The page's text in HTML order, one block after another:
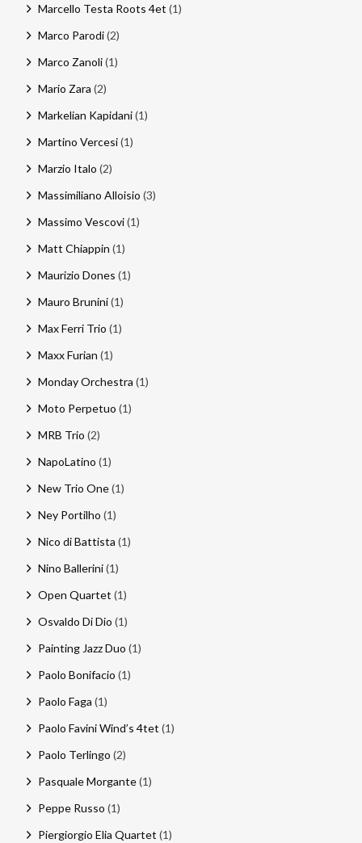
Marcello Testa Roots 4et (1)
Marco Parodi(2)
Marco Zanoli(1)
Mario Zara (2)
Markelian Kapidani(1)
Martino Vercesi(1)
Marzio Italo (2)
Massimiliano Alloisio (3)
Massimo Vescovi(1)
Matt Chiappin (1)
Maurizio Dones (1)
Mauro Brunini(1)
Max Ferri Trio (1)
Maxx Furian (1)
Monday Orchestra (1)
Moto Perpetuo (1)
MRB Trio (2)
NapoLatino (1)
New Trio One(1)
Ney Portilho (1)
Nico di Battista (1)
Nino Ballerini(1)
Open Quartet (1)
Osvaldo Di Dio (1)
Painting Jazz Duo (1)
Paolo Bonifacio (1)
Paolo Faga (1)
Paolo Favini Wind’s 4tet (1)
Paolo Terlingo (2)
Pasquale Morgante(1)
Peppe Russo (1)
Piergiorgio Elia Quartet (1)